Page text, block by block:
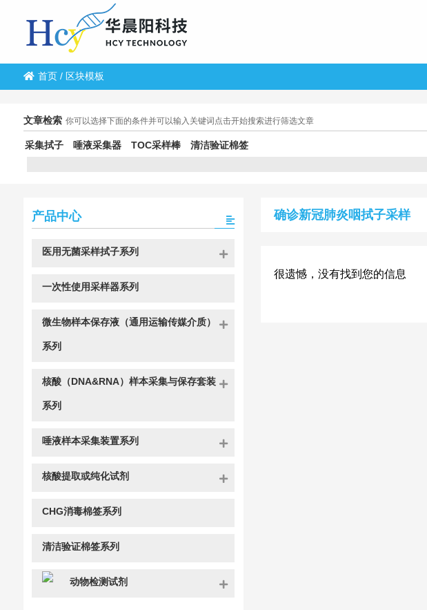
首页/ 区块模板
文章检索 你可以选择下面的条件并可以输入关键词点击开始搜索进行筛选文章
采集拭子 唾液采集器 TOC采样棒 清洁验证棉签
确诊新冠肺炎咽拭子采样
很遗憾，没有找到您的信息
产品中心
医用无菌采样拭子系列
一次性使用采样器系列
微生物样本保存液（通用运输传媒介质）
系列
核酸（DNA&RNA）样本采集与保存套装
系列
唾液样本采集装置系列
核酸提取或纯化试剂
CHG消毒棉签系列
清洁验证棉签系列
动物检测试剂